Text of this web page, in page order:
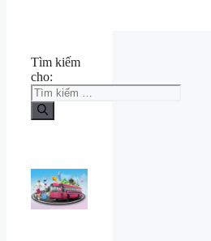
Tìm kiếm
cho: